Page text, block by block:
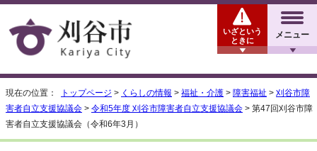
メニュー
いざという
ときに
現在の位置： トップページ > くらしの情報 > 福祉・介護 > 障害福祉 > 刈谷市障
害者自立支援協議会 > 令和5年度 刈谷市障害者自立支援協議会 > 第47回刈谷市障
害者自立支援協議会（令和6年3月）